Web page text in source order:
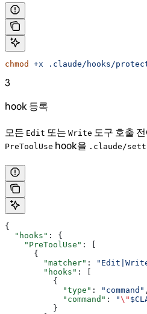
chmod +x .claude/hooks/
3
hook 등록
모든 Edit 또는 Write 도구 호출
PreToolUse hook을 .claude/
{
  "hooks"
: {
    "PreToolUse"
: [
      {
        "matcher"
:
        "hooks"
: [
          {
            "type"
: "command" ,
            "command"
: "\"
          }